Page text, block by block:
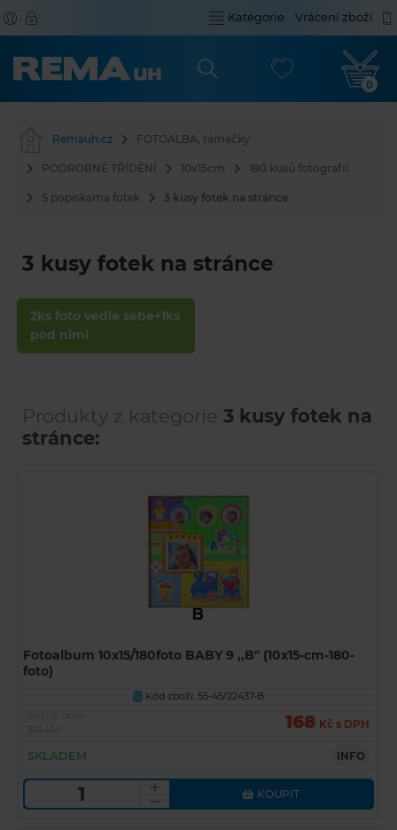
Kategorie Vrácení zboží
0
Remauh.cz FOTOALBA, rámečky
PODROBNÉ TŘÍDĚNÍ 10x15cm 180 kusů fotografií
S popiskama fotek 3 kusy fotek na stránce
3 kusy fotek na stránce
2ks foto vedle sebe+1ks
pod nimi
Produkty z kategorie 3 kusy fotek na
stránce:
Fotoalbum 10x15/180foto BABY 9 ,,B" (10x15-cm-180-
foto)
U
Kód zboží: 55-45/22437-B
168 Kč s DPH
SKLADEM INFO
KOUPIT